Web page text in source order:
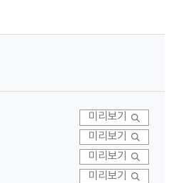
미리보기
미리보기
미리보기
미리보기